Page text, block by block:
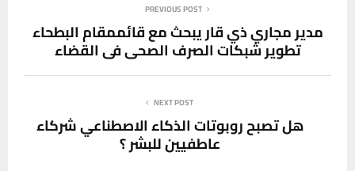
PREVIOUS POST
مدير مجاري ذي قار يبحث مع قائممقام البطحاء
تطوير شبكات الصرف الصحي في القضاء
NEXT POST
هل تصبح روبوتات الذكاء الاصطناعي شركاء
عاطفيين للبشر ؟